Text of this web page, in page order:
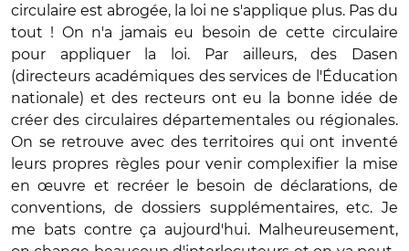
circulaire est abrogée, la loi ne s'applique plus. Pas du
tout ! On n'a jamais eu besoin de cette circulaire
pour appliquer la loi. Par ailleurs, des Dasen
(directeurs académiques des services de l'Éducation
nationale) et des recteurs ont eu la bonne idée de
créer des circulaires départementales ou régionales.
On se retrouve avec des territoires qui ont inventé
leurs propres règles pour venir complexifier la mise
en œuvre et recréer le besoin de déclarations, de
conventions, de dossiers supplémentaires, etc. Je
me bats contre ça aujourd'hui. Malheureusement,